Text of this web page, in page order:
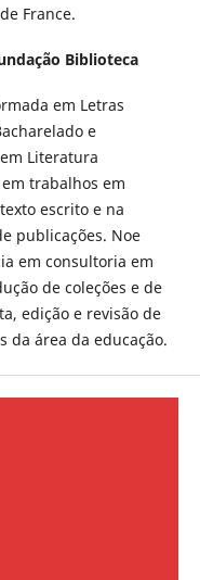
France.
Biblioteca
em Letras
e
Literatura
trabalhos em
escrito e na
publicações. Noe
em consultoria em
de coleções e de
edição e revisão de
da área da educação.